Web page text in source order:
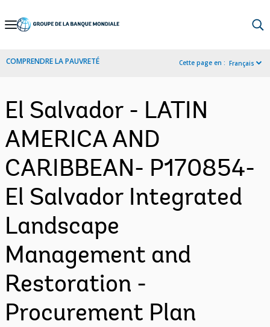
Skip
Navigation
COMPRENDRE LA PAUVRETÉ Cette page en : Français
El Salvador - LATIN
AMERICA AND
CARIBBEAN- P170854-
El Salvador Integrated
Landscape
Management and
Restoration -
Procurement Plan